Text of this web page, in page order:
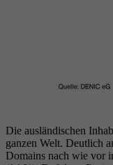
Die ausländischen
ganzen Welt. Deutlich
Domains nach wie vor